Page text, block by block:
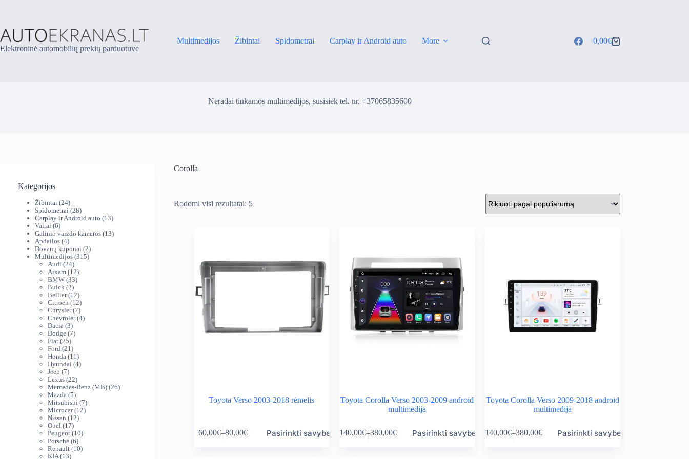
Elektroninė automobilių prekių parduotuvė
Multimedijos Žibintai Spidometrai Carplay ir Android auto More
Shopping
0,00€
Neradai tinkamos multimedijos, susisiek tel. nr. +37065835600
Corolla
Rodomi visi rezultatai: 5
Toyota Verso 2003-2018 rėmelis
60,00€–80,00€
Price
Pasirinkti savybes
product
Toyota Corolla Verso 2003-2009 android
multimedija
140,00€–380,00€
Price
Pasirinkti savybes
product
Toyota Corolla Verso 2009-2018 android
multimedija
140,00€–380,00€
Price
Pasirinkti savybes
product
Kategorijos
Žibintai 2424
produktai
Spidometrai 2828
produktai
Carplay ir Android auto 1313
Vairai 66
produktai
Galinio vaizdo kameros 1313
Apdailos 44
produktai
Dovanų kuponai 22
produktai
Multimedijos 315315
Audi 2424
produktai
Aixam 1212
produktų
BMW 3333
Buick 22
produktai
Bellier 1212
produktų
Citroen 1212
produktų
Chrysler 77
produktai
Chevrolet 44
Dacia 33
produktai
Dodge 77
Fiat 2525
produktai
Ford 21 21
produktas
Honda 11 11
produktų
Hyundai 44
Jeep 77
produktai
Lexus 2222
produktai
Mercedes-Benz (MB) 2626
Mazda 55
produktai
Mitsubishi 77
produktai
Microcar 1212
Nissan 1212
Opel 1717
produktų
Peugeot 1010
Porsche 66
produktai
Renault 1010
KIA 1313